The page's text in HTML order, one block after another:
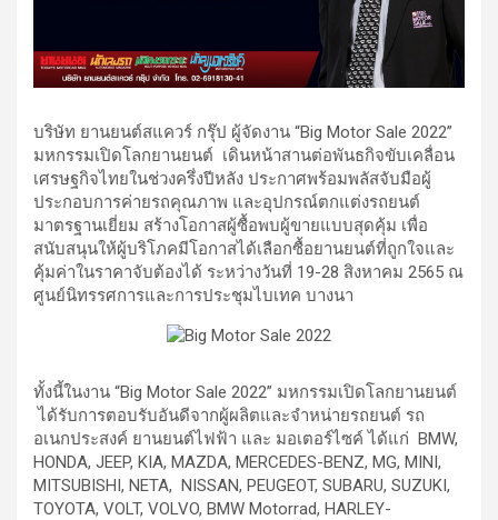
บริษัท ยานยนต์สแควร์ กรุ๊ป ผู้จัดงาน “Big Motor Sale 2022”
มหกรรมเปิดโลกยานยนต์ เดินหน้าสานต่อพันธกิจขับเคลื่อน
เศรษฐกิจไทยในช่วงครึ่งปีหลัง ประกาศพร้อมพลัสจับมือผู้
ประกอบการค่ายรถคุณภาพ และอุปกรณ์ตกแต่งรถยนต์
มาตรฐานเยี่ยม สร้างโอกาสผู้ซื้อพบผู้ขายแบบสุดคุ้ม เพื่อ
สนับสนุนให้ผู้บริโภคมีโอกาสได้เลือกซื้อยานยนต์ที่ถูกใจและ
คุ้มค่าในราคาจับต้องได้ ระหว่างวันที่ 19-28 สิงหาคม 2565 ณ
ศูนย์นิทรรศการและการประชุมไบเทค บางนา
ทั้งนี้ในงาน “Big Motor Sale 2022” มหกรรมเปิดโลกยานยนต์
ได้รับการตอบรับอันดีจากผู้ผลิตและจำหน่ายรถยนต์ รถ
อเนกประสงค์ ยานยนต์ไฟฟ้า และ มอเตอร์ไซค์ ได้แก่ BMW,
HONDA, JEEP, KIA, MAZDA, MERCEDES-BENZ, MG, MINI,
MITSUBISHI, NETA, NISSAN, PEUGEOT, SUBARU, SUZUKI,
TOYOTA, VOLT, VOLVO, BMW Motorrad, HARLEY-